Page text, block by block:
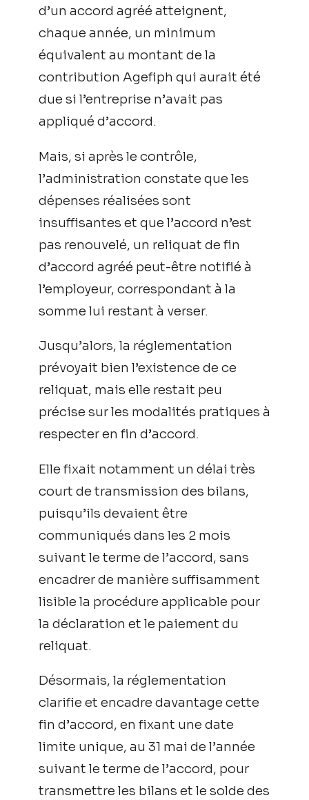
d’un accord agréé atteignent,
chaque année, un minimum
équivalent au montant de la
contribution Agefiph qui aurait été
due si l’entreprise n’avait pas
appliqué d’accord.
Mais, si après le contrôle,
l’administration constate que les
dépenses réalisées sont
insuffisantes et que l’accord n’est
pas renouvelé, un reliquat de fin
d’accord agréé peut-être notifié à
l’employeur, correspondant à la
somme lui restant à verser.
Jusqu’alors, la réglementation
prévoyait bien l’existence de ce
reliquat, mais elle restait peu
précise sur les modalités pratiques à
respecter en fin d’accord.
Elle fixait notamment un délai très
court de transmission des bilans,
puisqu’ils devaient être
communiqués dans les 2 mois
suivant le terme de l’accord, sans
encadrer de manière suffisamment
lisible la procédure applicable pour
la déclaration et le paiement du
reliquat.
Désormais, la réglementation
clarifie et encadre davantage cette
fin d’accord, en fixant une date
limite unique, au 31 mai de l’année
suivant le terme de l’accord, pour
transmettre les bilans et le solde des